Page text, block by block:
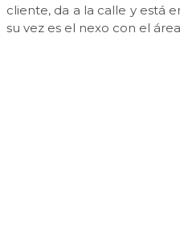
cliente, da a la calle y está
su vez es el nexo con el